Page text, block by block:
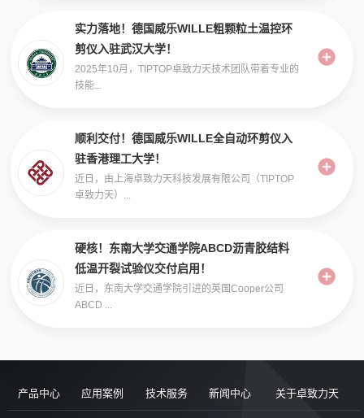
实力落地！德国威乐WILLE粗颗粒土温控环
剪仪入驻武汉大学！
2025年10月，TIPTOP卓致力天技术团队带着专业的
技能...
顺利交付！德国威乐WILLE全自动环剪仪入
驻香港理工大学！
近日，由上海卓致力天科技发展有限公司（TIPTOP
卓致力天）...
硬核！东南大学交通学院ABCD沥青胶结料
低温开裂试验仪交付启用！
近日，东南大学交通学院引进的英国Cooper公司
ABCD ...
产品中心 应用案例 技术服务 新闻中心 关于卓致力天